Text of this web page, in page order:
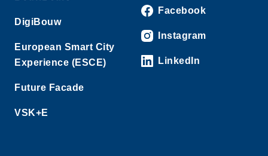
DigiBouw
European Smart City
Experience (ESCE)
Future Facade
VSK+E
Facebook
Instagram
LinkedIn